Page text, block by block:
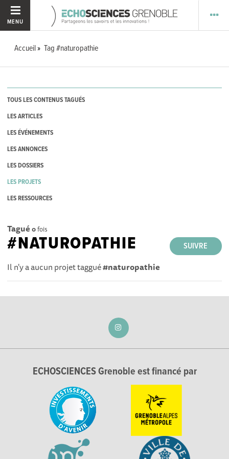
MENU
Accueil Tag #naturopathie
TOUS LES CONTENUS TAGUÉS
LES ARTICLES
LES ÉVÉNEMENTS
LES ANNONCES
LES DOSSIERS
LES PROJETS
LES RESSOURCES
Tagué 0fois
SUIVRE
#NATUROPATHIE
Il n'y a aucun projet taggué#naturopathie
ECHOSCIENCES Grenoble est financé par